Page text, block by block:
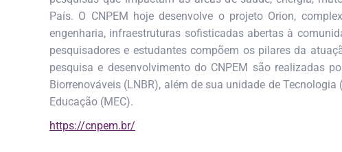
País. O CNPEM hoje desenvolve o projeto Orion,
engenharia, infraestruturas sofisticadas abertas à
pesquisadores e estudantes compõem os pilares da
pesquisa e desenvolvimento do CNPEM são realizadas
Biorrenováveis (LNBR), além de sua unidade de
Educação (MEC).
https://cnpem.br/